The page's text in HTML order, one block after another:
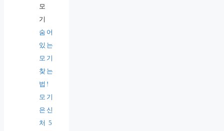
숨어
있는
모기
찾는
법!
모기
은신
처 5